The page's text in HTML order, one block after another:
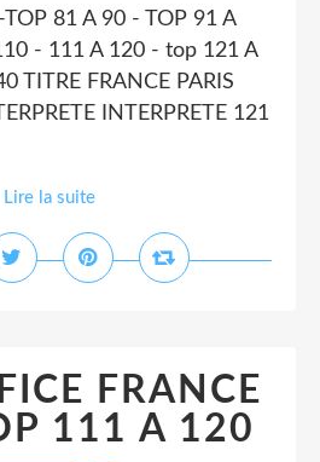
81 A 90 - TOP 91 A
- 111 A 120 - top 121 A
TITRE FRANCE PARIS
INTERPRETE 121
Lire la suite
FRANCE
111 A 120